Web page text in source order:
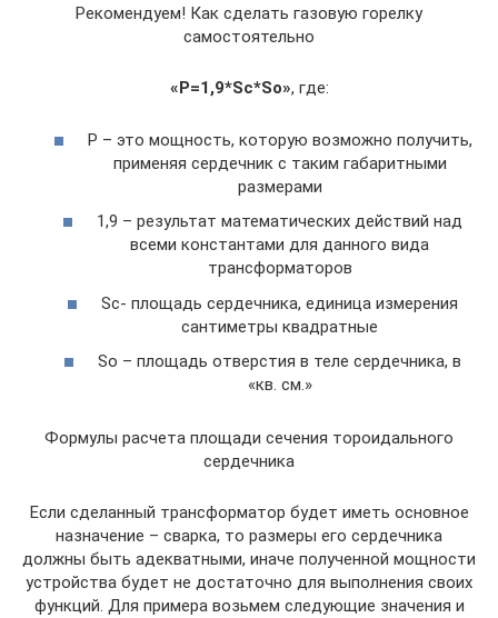
Рекомендуем! Как сделать газовую горелку
самостоятельно
«P=1,9*Sc*So», где:
P – это мощность, которую возможно получить,
применяя сердечник с таким габаритными
размерами
1,9 – результат математических действий над
всеми константами для данного вида
трансформаторов
Sc- площадь сердечника, единица измерения
сантиметры квадратные
So – площадь отверстия в теле сердечника, в
«кв. см.»
Формулы расчета площади сечения тороидального
сердечника
Если сделанный трансформатор будет иметь основное
назначение – сварка, то размеры его сердечника
должны быть адекватными, иначе полученной мощности
устройства будет не достаточно для выполнения своих
функций. Для примера возьмем следующие значения и